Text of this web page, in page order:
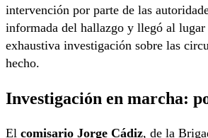
intervención por parte de las
informada del hallazgo y llegó al
exhaustiva investigación sobre las
hecho.
Investigación en marcha:
El comisario Jorge Cádiz, de la